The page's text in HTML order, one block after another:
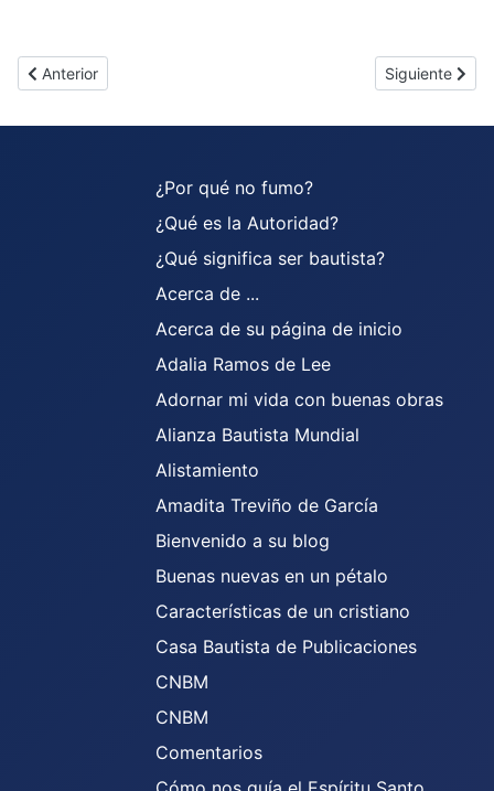
Artículo anterior: Alistamiento
Anterior Artículo
Siguiente
¿Por qué no fumo?
¿Qué es la Autoridad?
¿Qué significa ser bautista?
Acerca de ...
Acerca de su página de inicio
Adalia Ramos de Lee
Adornar mi vida con buenas obras
Alianza Bautista Mundial
Alistamiento
Amadita Treviño de García
Bienvenido a su blog
Buenas nuevas en un pétalo
Características de un cristiano
Casa Bautista de Publicaciones
CNBM
CNBM
Comentarios